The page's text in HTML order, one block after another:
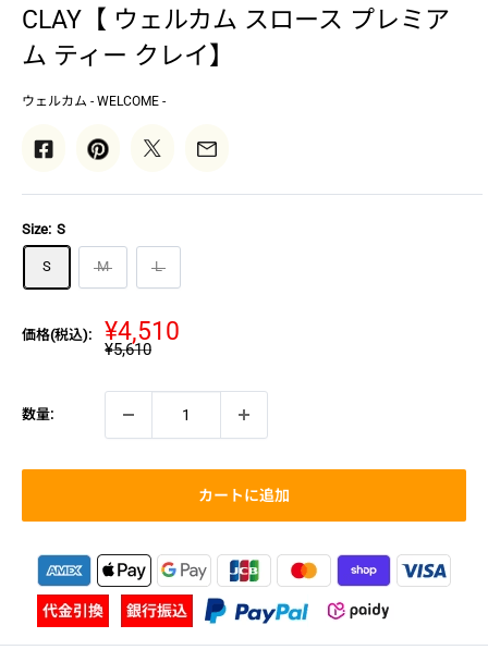
CLAY【 ウェルカム スロース プレミア
ム ティー クレイ】
ウェルカム - WELCOME -
Size: S
S M L
価格(税込):
販
売
¥4,510
通
格
¥5,610
数量:
カートに追加